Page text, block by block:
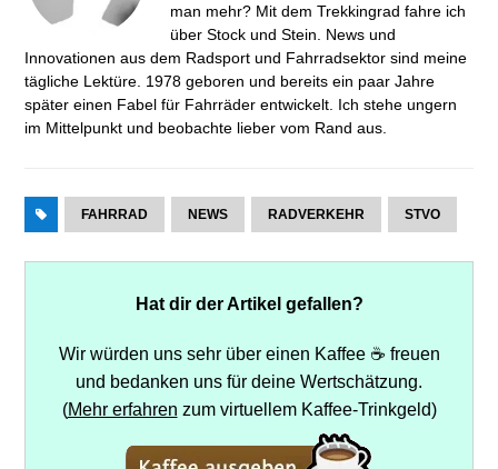
man mehr? Mit dem Trekkingrad fahre ich
über Stock und Stein. News und
Innovationen aus dem Radsport und Fahrradsektor sind meine
tägliche Lektüre. 1978 geboren und bereits ein paar Jahre
später einen Fabel für Fahrräder entwickelt. Ich stehe ungern
im Mittelpunkt und beobachte lieber vom Rand aus.
FAHRRAD NEWS RADVERKEHR STVO
Hat dir der Artikel gefallen?
Wir würden uns sehr über einen Kaffee ☕ freuen
und bedanken uns für deine Wertschätzung.
(Mehr erfahren zum virtuellem Kaffee-Trinkgeld)